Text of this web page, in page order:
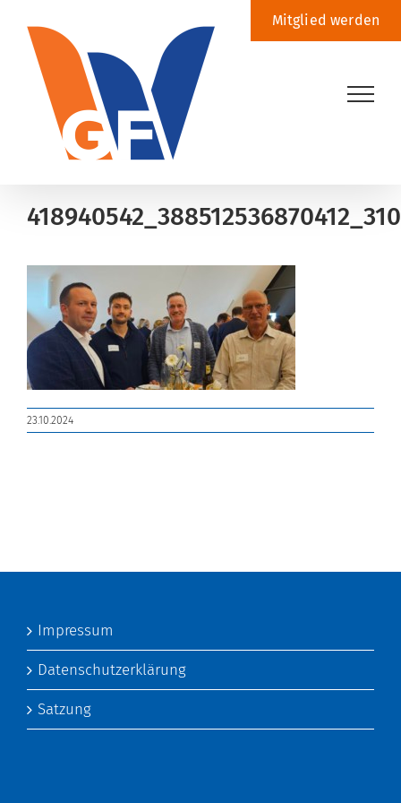
Inhalt
springen
Mitglied werden
23.10.2024
Impressum
Datenschutzerklärung
Satzung